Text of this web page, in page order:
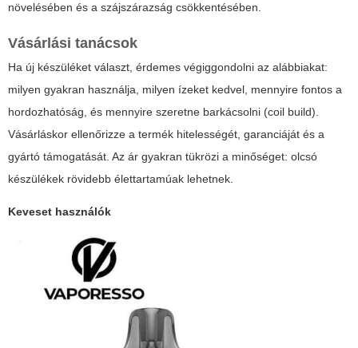
növelésében és a szájszárazság csökkentésében.
Vásárlási tanácsok
Ha új készüléket választ, érdemes végiggondolni az alábbiakat:
milyen gyakran használja, milyen ízeket kedvel, mennyire fontos a
hordozhatóság, és mennyire szeretne barkácsolni (coil build).
Vásárláskor ellenőrizze a termék hitelességét, garanciáját és a
gyártó támogatását. Az ár gyakran tükrözi a minőséget: olcsó
készülékek rövidebb élettartamúak lehetnek.
Keveset használók